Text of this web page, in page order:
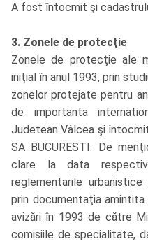
A fost întocmit şi
3. Zonele de protecţie
Zonele de protecţie ale
iniţial în anul 1993, prin
zonelor protejate pentru
de importanta
Judetean Vâlcea şi
SA BUCURESTI. De
clare la data
reglementarile
prin documentaţia
avizări în 1993 de către
comisiile de specialitate,